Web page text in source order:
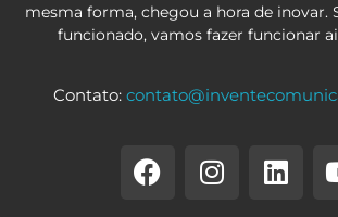
mesma forma, chegou a hora de inovar.
funcionado, vamos fazer funcionar
Contato: